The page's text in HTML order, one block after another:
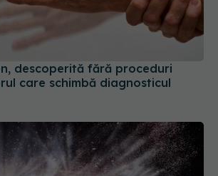
descoperită fără proceduri
care schimbă diagnosticul